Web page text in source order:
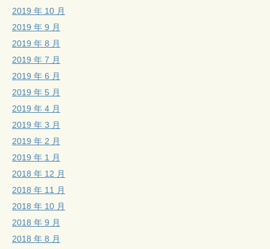
2019 年 10 月
2019 年 9 月
2019 年 8 月
2019 年 7 月
2019 年 6 月
2019 年 5 月
2019 年 4 月
2019 年 3 月
2019 年 2 月
2019 年 1 月
2018 年 12 月
2018 年 11 月
2018 年 10 月
2018 年 9 月
2018 年 8 月